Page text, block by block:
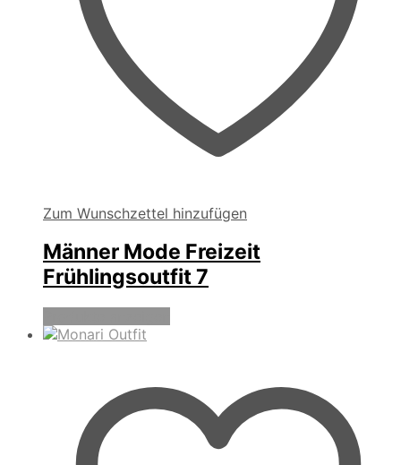
Zum Wunschzettel hinzufügen
Männer Mode Freizeit
Frühlingsoutfit 7